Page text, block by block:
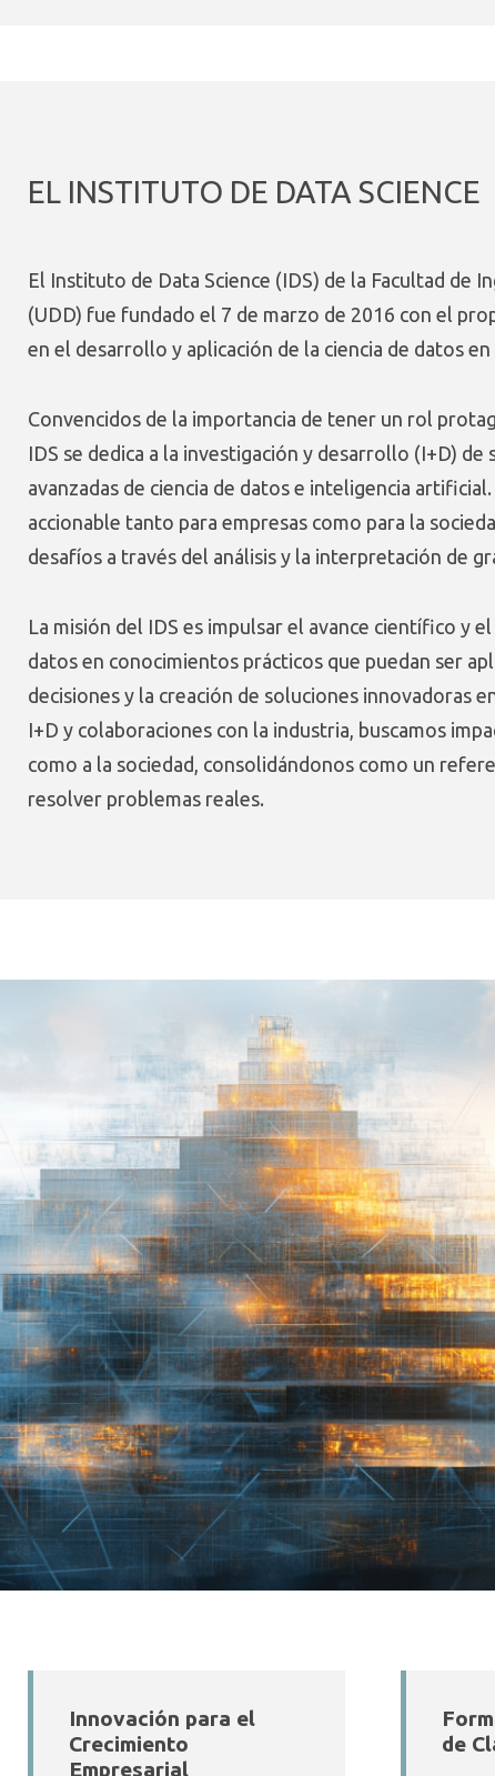
EL INSTITUTO DE DATA SCIENCE
El Instituto de Data Science (IDS) de la Facultad de
(UDD) fue fundado el 7 de marzo de 2016 con el
en el desarrollo y aplicación de la ciencia de datos en
Convencidos de la importancia de tener un rol
IDS se dedica a la investigación y desarrollo (I+D)
avanzadas de ciencia de datos e inteligencia
accionable tanto para empresas como para la
desafíos a través del análisis y la interpretación de
La misión del IDS es impulsar el avance científico
datos en conocimientos prácticos que puedan ser
decisiones y la creación de soluciones innovadoras
I+D y colaboraciones con la industria, buscamos
como a la sociedad, consolidándonos como un
resolver problemas reales.
Innovación para el
Crecimiento
Empresarial
de